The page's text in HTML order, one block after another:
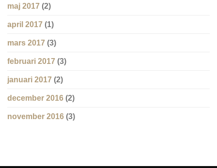
maj 2017 (2)
april 2017 (1)
mars 2017 (3)
februari 2017 (3)
januari 2017 (2)
december 2016 (2)
november 2016 (3)